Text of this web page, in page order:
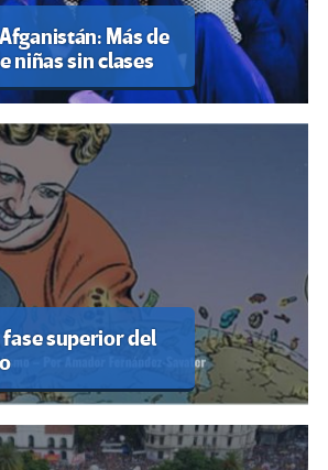
Más de
niñas sin clases
superior del